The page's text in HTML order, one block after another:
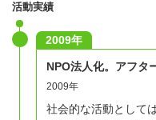
活動実績
2009年
NPO法人化。アフタ
2009年
社会的な活動として